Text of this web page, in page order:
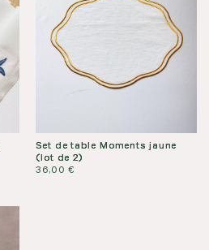
Set de table Moments jaune
(lot de 2)
36,00€